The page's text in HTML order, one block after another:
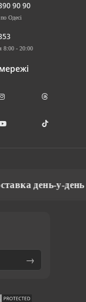
90 90
Одесі
8:00 - 20:00
у-день • ⚡
→